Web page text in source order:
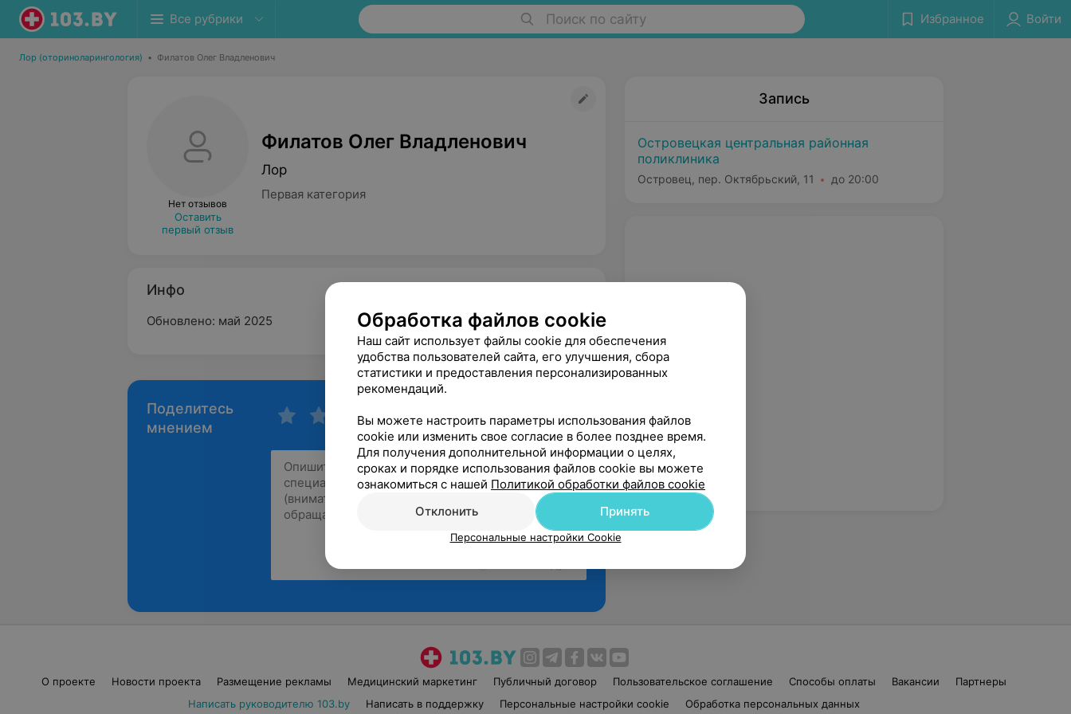
Все рубрики Поиск по сайту Избранное Войти
Лор (оториноларингология) • Филатов Олег Владленович
Нет отзывов
Оставить
первый отзыв
Филатов Олег Владленович
Лор
Первая категория
Инфо
Обновлено: май 2025
Поделитесь
мнением
Запись
Островецкая центральная районная
поликлиника
Островец, пер. Октябрьский, 11 до 20:00
О проекте Новости проекта Размещение рекламы Медицинский маркетинг Публичный договор Пользовательское соглашение Способы оплаты Вакансии
Партнеры
Написать руководителю 103.by
Написать в поддержку Персональные настройки cookie Обработка персональных данных
Обработка файлов cookie
Наш сайт использует файлы cookie для обеспечения
удобства пользователей сайта, его улучшения, сбора
статистики и предоставления персонализированных
рекомендаций.
Вы можете настроить параметры использования файлов
cookie или изменить свое согласие в более позднее время.
Для получения дополнительной информации о целях,
сроках и порядке использования файлов cookie вы можете
ознакомиться с нашей Политикой обработки файлов cookie
Отклонить
Принять
Персональные настройки Cookie